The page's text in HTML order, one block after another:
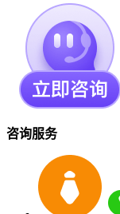
咨询服务